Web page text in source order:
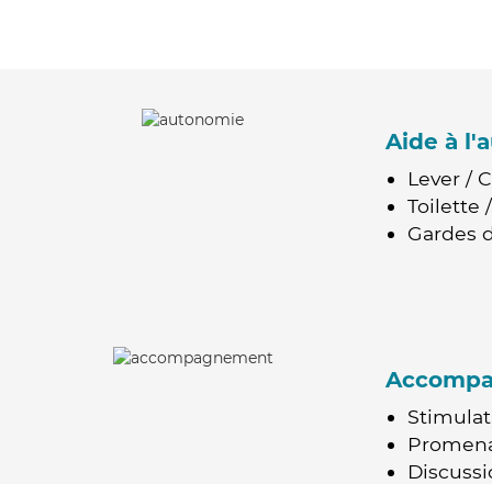
Aide à
Lever /
Toilette
Gardes